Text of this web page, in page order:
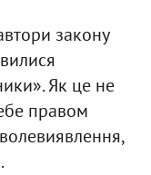
закону
Як це не
правом
волевиявлення,